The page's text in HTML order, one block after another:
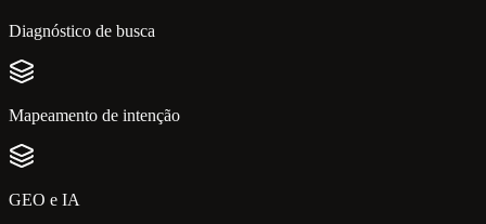
Diagnóstico de busca
Mapeamento de intenção
GEO e IA